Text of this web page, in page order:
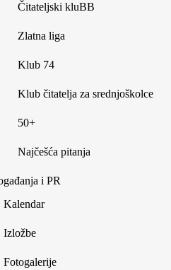
Čitateljski kluBB
Zlatna liga
Klub 74
Klub čitatelja za srednjoškolce
50+
Najčešća pitanja
i PR
Kalendar
Izložbe
Fotogalerije